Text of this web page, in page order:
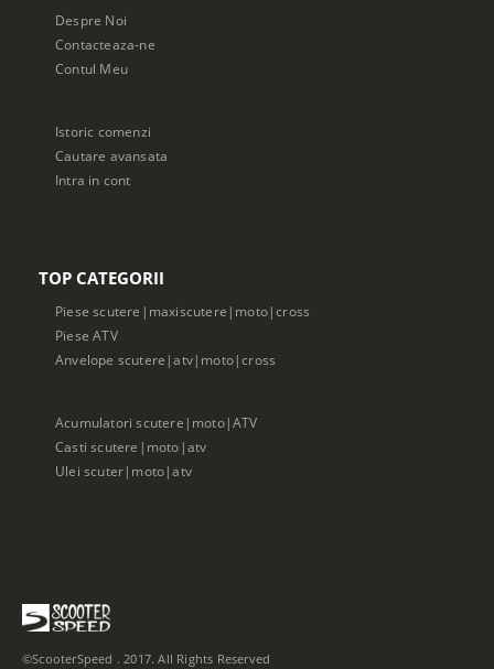
Despre Noi
Contacteaza-ne
Contul Meu
Istoric comenzi
Cautare avansata
Intra in cont
TOP CATEGORII
Piese scutere|maxiscutere|moto|cross
Piese ATV
Anvelope scutere|atv|moto|cross
Acumulatori scutere|moto|ATV
Casti scutere|moto|atv
Ulei scuter|moto|atv
©ScooterSpeed . 2017. All Rights Reserved